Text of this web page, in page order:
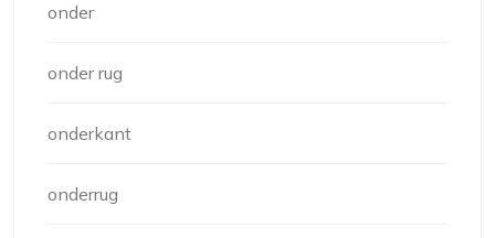
onder
onder rug
onderkant
onderrug